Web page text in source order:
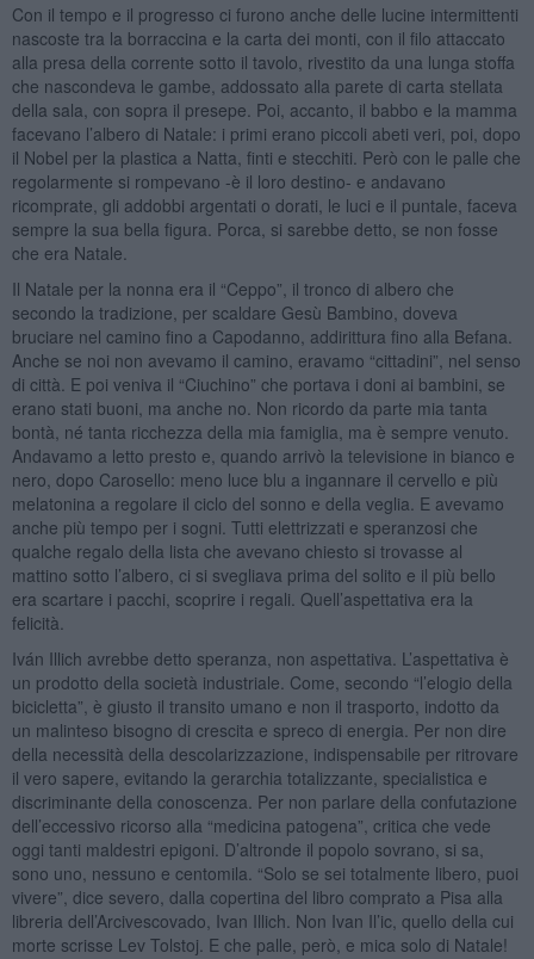
Con il tempo e il progresso ci furono anche delle lucine intermittenti
nascoste tra la borraccina e la carta dei monti, con il filo attaccato
alla presa della corrente sotto il tavolo, rivestito da una lunga stoffa
che nascondeva le gambe, addossato alla parete di carta stellata
della sala, con sopra il presepe. Poi, accanto, il babbo e la mamma
facevano l’albero di Natale: i primi erano piccoli abeti veri, poi, dopo
il Nobel per la plastica a Natta, finti e stecchiti. Però con le palle che
regolarmente si rompevano -è il loro destino- e andavano
ricomprate, gli addobbi argentati o dorati, le luci e il puntale, faceva
sempre la sua bella figura. Porca, si sarebbe detto, se non fosse
che era Natale.
Il Natale per la nonna era il “Ceppo”, il tronco di albero che
secondo la tradizione, per scaldare Gesù Bambino, doveva
bruciare nel camino fino a Capodanno, addirittura fino alla Befana.
Anche se noi non avevamo il camino, eravamo “cittadini”, nel senso
di città. E poi veniva il “Ciuchino” che portava i doni ai bambini, se
erano stati buoni, ma anche no. Non ricordo da parte mia tanta
bontà, né tanta ricchezza della mia famiglia, ma è sempre venuto.
Andavamo a letto presto e, quando arrivò la televisione in bianco e
nero, dopo Carosello: meno luce blu a ingannare il cervello e più
melatonina a regolare il ciclo del sonno e della veglia. E avevamo
anche più tempo per i sogni. Tutti elettrizzati e speranzosi che
qualche regalo della lista che avevano chiesto si trovasse al
mattino sotto l’albero, ci si svegliava prima del solito e il più bello
era scartare i pacchi, scoprire i regali. Quell’aspettativa era la
felicità.
Iván Illich avrebbe detto speranza, non aspettativa. L’aspettativa è
un prodotto della società industriale. Come, secondo “l’elogio della
bicicletta”, è giusto il transito umano e non il trasporto, indotto da
un malinteso bisogno di crescita e spreco di energia. Per non dire
della necessità della descolarizzazione, indispensabile per ritrovare
il vero sapere, evitando la gerarchia totalizzante, specialistica e
discriminante della conoscenza. Per non parlare della confutazione
dell’eccessivo ricorso alla “medicina patogena”, critica che vede
oggi tanti maldestri epigoni. D’altronde il popolo sovrano, si sa,
sono uno, nessuno e centomila. “Solo se sei totalmente libero, puoi
vivere”, dice severo, dalla copertina del libro comprato a Pisa alla
libreria dell’Arcivescovado, Ivan Illich. Non Ivan Il’ic, quello della cui
morte scrisse Lev Tolstoj. E che palle, però, e mica solo di Natale!